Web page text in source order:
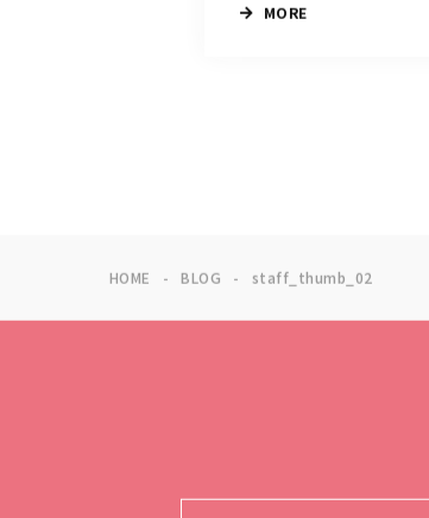
MORE
HOME BLOG staff_thumb_02